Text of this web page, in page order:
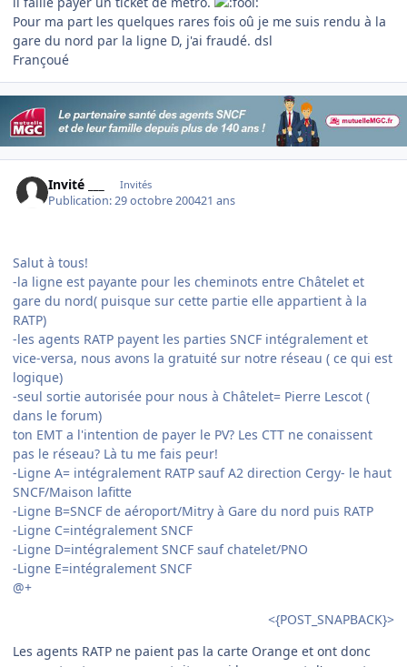
Pour ma part les quelques rares fois oû je me suis rendu à la
gare du nord par la ligne D, j'ai fraudé. dsl
Françoué
Invité ___ Invités
Publication:29 octobre 200421 ans
Salut à tous!
-la ligne est payante pour les cheminots entre Châtelet et
gare du nord( puisque sur cette partie elle appartient à la
RATP)
-les agents RATP payent les parties SNCF intégralement et
vice-versa, nous avons la gratuité sur notre réseau ( ce qui est
logique)
-seul sortie autorisée pour nous à Châtelet= Pierre Lescot (
dans le forum)
ton EMT a l'intention de payer le PV? Les CTT ne conaissent
pas le réseau? Là tu me fais peur!
-Ligne A= intégralement RATP sauf A2 direction Cergy- le haut
SNCF/Maison lafitte
-Ligne B=SNCF de aéroport/Mitry à Gare du nord puis RATP
-Ligne C=intégralement SNCF
-Ligne D=intégralement SNCF sauf chatelet/PNO
-Ligne E=intégralement SNCF
@+
<{POST_SNAPBACK}>
Les agents RATP ne paient pas la carte Orange et ont donc